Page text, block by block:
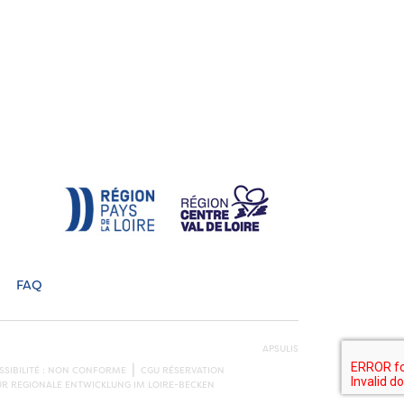
FAQ
APSULIS
: NON CONFORME
CGU RÉSERVATION
REGIONALE ENTWICKLUNG IM LOIRE-BECKEN